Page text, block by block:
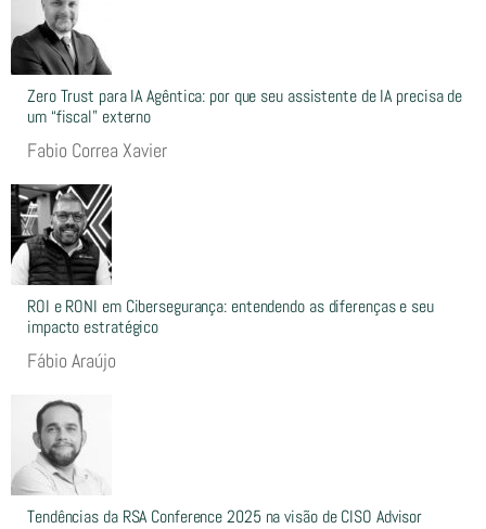
Zero Trust para IA Agêntica: por que seu assistente de IA precisa de
um “fiscal” externo
Fabio Correa Xavier
ROI e RONI em Cibersegurança: entendendo as diferenças e seu
impacto estratégico
Fábio Araújo
Tendências da RSA Conference 2025 na visão de CISO Advisor